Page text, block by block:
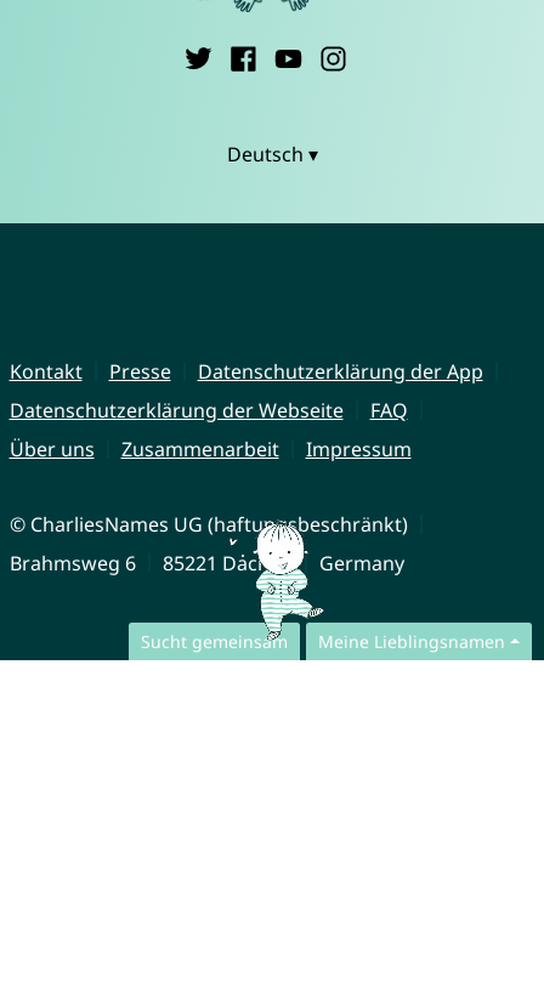
Sucht gemeinsam Meine Lieblingsnamen
Deutsch ▾
Kontakt Presse
Datenschutzerklärung der App
Datenschutzerklärung der Webseite
FAQ
Über uns
Zusammenarbeit Impressum
© CharliesNames UG (haftungsbeschränkt)
Brahmsweg 6
85221 Dachau Germany